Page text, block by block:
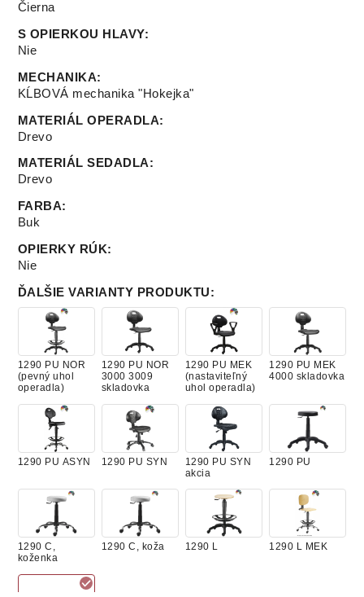
Čierna
S OPIERKOU HLAVY:
Nie
MECHANIKA:
KĹBOVÁ mechanika "Hokejka"
MATERIÁL OPERADLA:
Drevo
MATERIÁL SEDADLA:
Drevo
FARBA:
Buk
OPIERKY RÚK:
Nie
ĎALŠIE VARIANTY PRODUKTU:
1290 PU NOR
(pevný uhol
operadla)
1290 PU NOR
3000 3009
skladovka
1290 PU MEK
(nastaviteľný
uhol operadla)
1290 PU MEK
4000 skladovka
1290 PU ASYN 1290 PU SYN
1290 PU SYN
akcia
1290 PU
1290 C,
koženka
1290 C, koža 1290 L 1290 L MEK